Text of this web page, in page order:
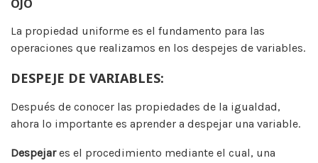
OJO
La propiedad uniforme es el fundamento para las
operaciones que realizamos en los despejes de variables.
DESPEJE DE VARIABLES:
Después de conocer las propiedades de la igualdad,
ahora lo importante es aprender a despejar una variable.
Despejares el procedimiento mediante el cual, una